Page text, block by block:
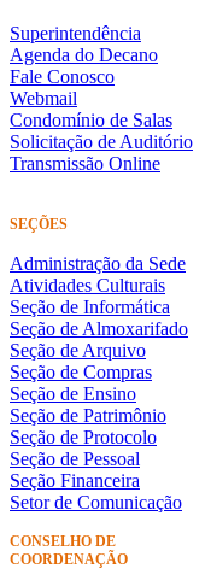
Superintendência
Agenda do Decano
Fale Conosco
Webmail
Condomínio de Salas
Solicitação de Auditório
Transmissão Online
SEÇÕES
Administração da Sede
Atividades Culturais
Seção de Informática
Seção de Almoxarifado
Seção de Arquivo
Seção de Compras
Seção de Ensino
Seção de Patrimônio
Seção de Protocolo
Seção de Pessoal
Seção Financeira
Setor de Comunicação
CONSELHO DE
COORDENAÇÃO